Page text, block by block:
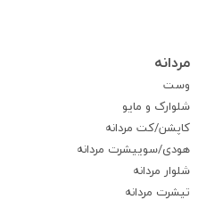
مردانه
وست
شلوارک و مایو
کاپشن/کت مردانه
هودی/سوییشرت مردانه
شلوار مردانه
تیشرت مردانه